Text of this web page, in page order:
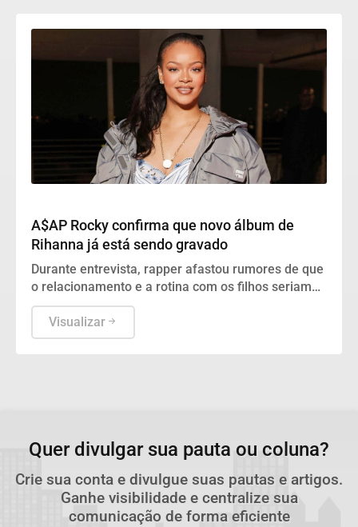
A$AP Rocky confirma que novo álbum de
Rihanna já está sendo gravado
Durante entrevista, rapper afastou rumores de que
o relacionamento e a rotina com os filhos seriam
os motivos do atraso nos lançamentos da cantora.
Visualizar
Quer divulgar sua pauta ou coluna?
Crie sua conta e divulgue suas pautas e artigos.
Ganhe visibilidade e centralize sua
comunicação de forma eficiente